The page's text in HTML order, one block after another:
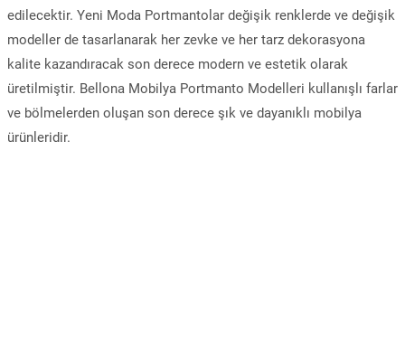
edilecektir. Yeni Moda Portmantolar değişik renklerde ve değişik
modeller de tasarlanarak her zevke ve her tarz dekorasyona
kalite kazandıracak son derece modern ve estetik olarak
üretilmiştir. Bellona Mobilya Portmanto Modelleri kullanışlı farlar
ve bölmelerden oluşan son derece şık ve dayanıklı mobilya
ürünleridir.